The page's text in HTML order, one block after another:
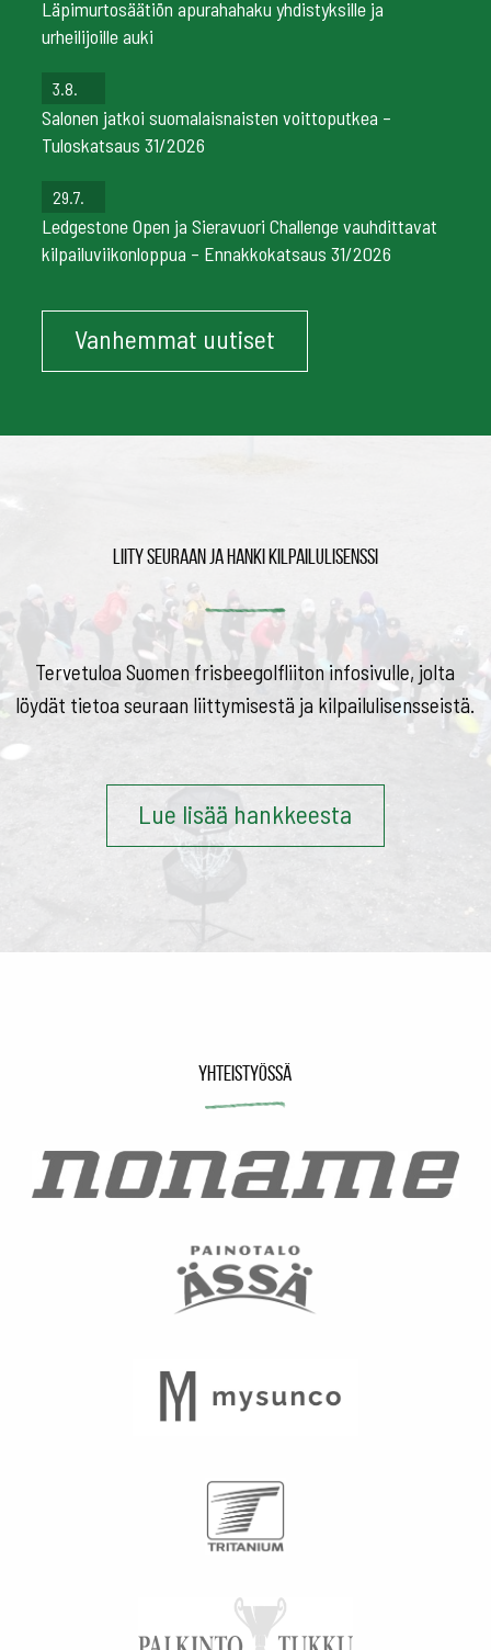
Läpimurtosäätiön apurahahaku yhdistyksille ja
urheilijoille auki
3.8.
Salonen jatkoi suomalaisnaisten voittoputkea –
Tuloskatsaus 31/2026
29.7.
Ledgestone Open ja Sieravuori Challenge vauhdittavat
kilpailuviikonloppua – Ennakkokatsaus 31/2026
Vanhemmat uutiset
Liity seuraan ja hanki kilpailulisenssi
Tervetuloa Suomen frisbeegolfliiton infosivulle, jolta
löydät tietoa seuraan liittymisestä ja kilpailulisensseistä.
Lue lisää hankkeesta
Yhteistyössä